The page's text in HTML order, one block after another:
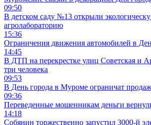
09:50
В детском саду №13 открыли
агролабораторию
15:36
Ограничения движения автомобилей в
14:45
В ДТП на перекрестке улиц Советская и
три человека
09:53
В День города в Муроме ограничат
09:36
Переведенные мошенникам деньги
14:18
Собянин торжественно запустил 3000-й